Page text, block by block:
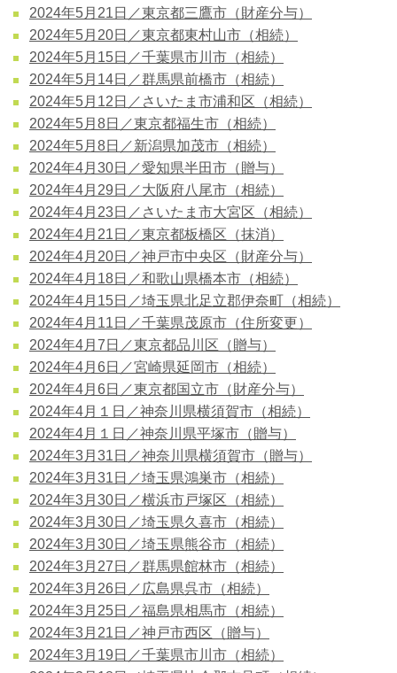
2024年5月21日／東京都三鷹市（財産分与）
2024年5月20日／東京都東村山市（相続）
2024年5月15日／千葉県市川市（相続）
2024年5月14日／群馬県前橋市（相続）
2024年5月12日／さいたま市浦和区（相続）
2024年5月8日／東京都福生市（相続）
2024年5月8日／新潟県加茂市（相続）
2024年4月30日／愛知県半田市（贈与）
2024年4月29日／大阪府八尾市（相続）
2024年4月23日／さいたま市大宮区（相続）
2024年4月21日／東京都板橋区（抹消）
2024年4月20日／神戸市中央区（財産分与）
2024年4月18日／和歌山県橋本市（相続）
2024年4月15日／埼玉県北足立郡伊奈町（相続）
2024年4月11日／千葉県茂原市（住所変更）
2024年4月7日／東京都品川区（贈与）
2024年4月6日／宮崎県延岡市（相続）
2024年4月6日／東京都国立市（財産分与）
2024年4月１日／神奈川県横須賀市（相続）
2024年4月１日／神奈川県平塚市（贈与）
2024年3月31日／神奈川県横須賀市（贈与）
2024年3月31日／埼玉県鴻巣市（相続）
2024年3月30日／横浜市戸塚区（相続）
2024年3月30日／埼玉県久喜市（相続）
2024年3月30日／埼玉県熊谷市（相続）
2024年3月27日／群馬県館林市（相続）
2024年3月26日／広島県呉市（相続）
2024年3月25日／福島県相馬市（相続）
2024年3月21日／神戸市西区（贈与）
2024年3月19日／千葉県市川市（相続）